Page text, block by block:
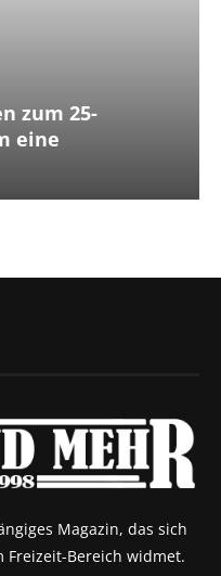
zum 25-
eine
Magazin, das sich
Freizeit-Bereich widmet.